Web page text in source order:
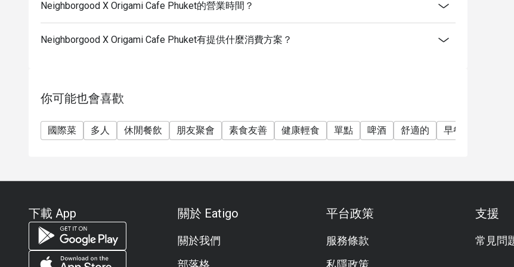
Neighborgood X Origami Cafe Phuket的營業時間？
Neighborgood X Origami Cafe Phuket有提供什麼消費方案？
你可能也會喜歡
國際菜 多人 休閒餐飲 朋友聚會 素食友善 健康輕食 單點 啤酒 舒適的 早餐
下載 App 關於 Eatigo
關於我們
部落格
平台政策
服務條款
私隱政策
支援
常見問